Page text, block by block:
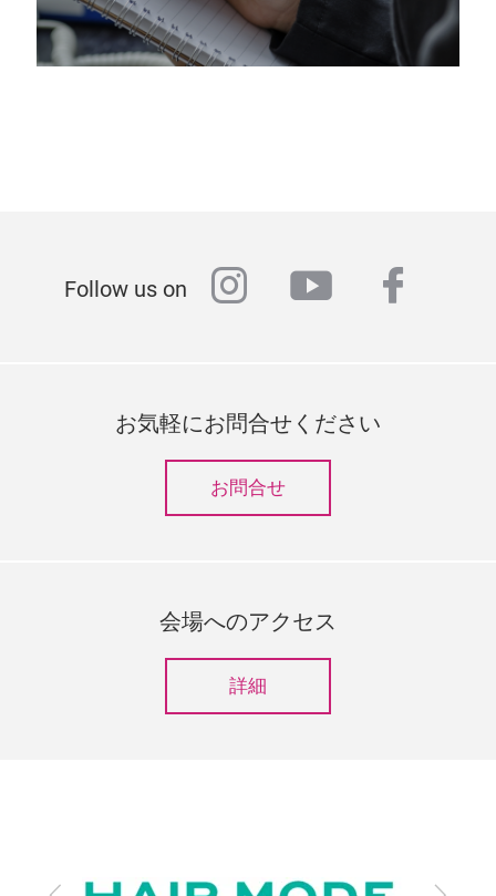
Follow us on instagram
youtube
お気軽にお問合せください
お問合せ
会場へのアクセス
詳細